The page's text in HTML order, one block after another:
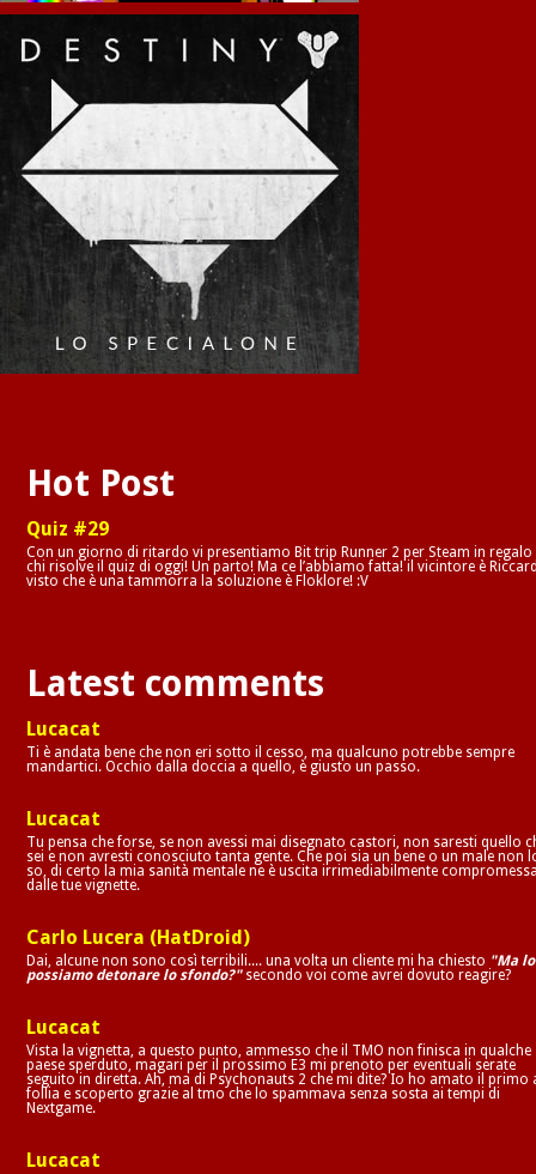
Hot Post
Quiz #29
Con un giorno di ritardo vi presentiamo Bit trip Runner 2 per Steam in regalo
chi risolve il quiz di oggi! Un parto! Ma ce l’abbiamo fatta! il vicintore è
visto che è una tammorra la soluzione è Floklore! :V
Latest comments
Lucacat
Ti è andata bene che non eri sotto il cesso, ma qualcuno potrebbe sempre
mandartici. Occhio dalla doccia a quello, è giusto un passo.
Lucacat
Tu pensa che forse, se non avessi mai disegnato castori, non saresti quello
sei e non avresti conosciuto tanta gente. Che poi sia un bene o un male non
so, di certo la mia sanità mentale ne è uscita irrimediabilmente
dalle tue vignette.
Carlo Lucera (HatDroid)
Dai, alcune non sono così terribili.... una volta un cliente mi ha chiesto "Ma lo
possiamo detonare lo sfondo?"secondo voi come avrei dovuto reagire?
Lucacat
Vista la vignetta, a questo punto, ammesso che il TMO non finisca in qualche
paese sperduto, magari per il prossimo E3 mi prenoto per eventuali serate
seguito in diretta. Ah, ma di Psychonauts 2 che mi dite? Io ho amato il primo
follia e scoperto grazie al tmo che lo spammava senza sosta ai tempi di
Nextgame.
Lucacat